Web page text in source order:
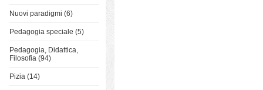
Nuovi paradigmi (6)
Pedagogia speciale (5)
Pedagogia, Didattica,
Filosofia (94)
Pizia (14)